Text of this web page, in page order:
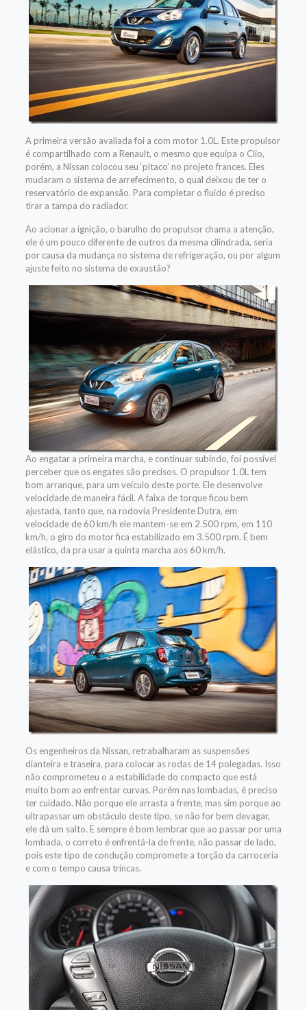
A primeira versão avaliada foi a com motor 1.0L. Este propulsor
é compartilhado com a Renault, o mesmo que equipa o Clio,
porém, a Nissan colocou seu ‘pitaco’ no projeto frances. Eles
mudaram o sistema de arrefecimento, o qual deixou de ter o
reservatório de expansão. Para completar o fluido é preciso
tirar a tampa do radiador.
Ao acionar a ignição, o barulho do propulsor chama a atenção,
ele é um pouco diferente de outros da mesma cilindrada, seria
por causa da mudança no sistema de refrigeração, ou por algum
ajuste feito no sistema de exaustão?
Ao engatar a primeira marcha, e continuar subindo, foi possível
perceber que os engates são precisos. O propulsor 1.0L tem
bom arranque, para um veículo deste porte. Ele desenvolve
velocidade de maneira fácil. A faixa de torque ficou bem
ajustada, tanto que, na rodovia Presidente Dutra, em
velocidade de 60 km/h ele mantem-se em 2.500 rpm, em 110
km/h, o giro do motor fica estabilizado em 3.500 rpm. É bem
elástico, da pra usar a quinta marcha aos 60 km/h.
Os engenheiros da Nissan, retrabalharam as suspensões
dianteira e traseira, para colocar as rodas de 14 polegadas. Isso
não comprometeu o a estabilidade do compacto que está
muito bom ao enfrentar curvas. Porém nas lombadas, é preciso
ter cuidado. Não porque ele arrasta a frente, mas sim porque ao
ultrapassar um obstáculo deste tipo, se não for bem devagar,
ele dá um salto. E sempre é bom lembrar que ao passar por uma
lombada, o correto é enfrentá-la de frente, não passar de lado,
pois este tipo de condução compromete a torção da carroceria
e com o tempo causa trincas.